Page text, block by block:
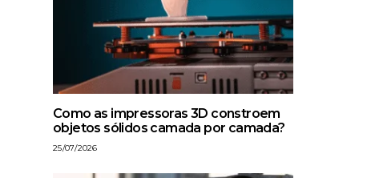
Como as impressoras 3D constroem
objetos sólidos camada por camada?
25/07/2026